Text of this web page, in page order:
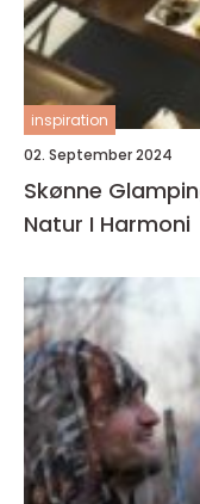
inspiration
02. September 2024
Skønne
Natur I Harmoni